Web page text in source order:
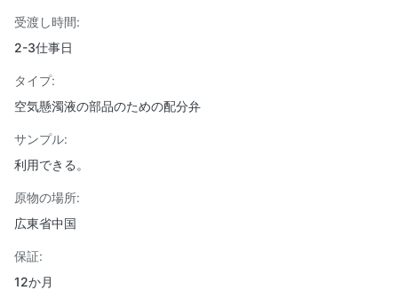
受渡し時間:
2-3仕事日
タイプ:
空気懸濁液の部品のための配分弁
サンプル:
利用できる。
原物の場所:
広東省中国
保証:
12か月